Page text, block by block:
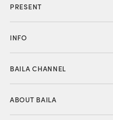
PRESENT
INFO
BAILA CHANNEL
ABOUT BAILA